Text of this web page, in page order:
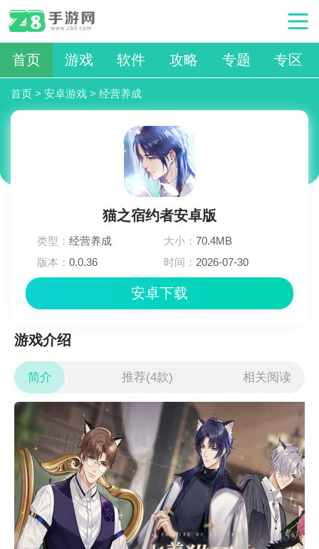
首页 游戏 软件 攻略 专题 专区
首页 > 安卓游戏 > 经营养成
猫之宿约者安卓版
类型：经营养成 大小：70.4MB
版本：0.0.36 时间： 2026-07-30
安卓下载
游戏介绍
简介 推荐(4款) 相关阅读